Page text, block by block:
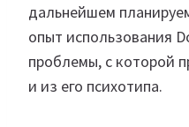
дальнейшем
опыт использования
проблемы, с которой
и из его психотипа.